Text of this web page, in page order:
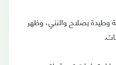
وطيدة بصلاح والنني، وظهر